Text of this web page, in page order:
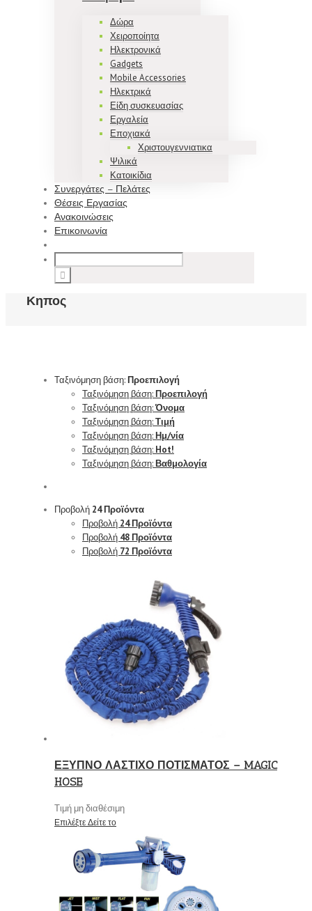
Δώρα
Χειροποίητα
Ηλεκτρονικά
Gadgets
Mobile Accessories
Ηλεκτρικά
Είδη συσκευασίας
Εργαλεία
Εποχιακά
Χριστουγεννιατικα
Ψιλικά
Κατοικίδια
Συνεργάτες – Πελάτες
Θέσεις Εργασίας
Ανακοινώσεις
Επικοινωνία
Κηπος
Ταξινόμηση βάση:Προεπιλογή
Ταξινόμηση βάση:Προεπιλογή
Ταξινόμηση βάση:Όνομα
Ταξινόμηση βάση:Τιμή
Ταξινόμηση βάση:Ημ/νία
Ταξινόμηση βάση: Hot!
Ταξινόμηση βάση:Βαθμολογία
Προβολή 24 Προϊόντα
Προβολή 24 Προϊόντα
Προβολή 48 Προϊόντα
Προβολή 72 Προϊόντα
ΕΞΥΠΝΟ ΛΑΣΤΙΧΟ ΠΟΤΙΣΜΑΤΟΣ – MAGIC
HOSE
Τιμή μη διαθέσιμη
Επιλέξτε Δείτε το